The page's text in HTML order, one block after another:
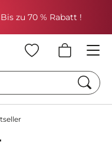
Bis zu 70 % Rabatt !